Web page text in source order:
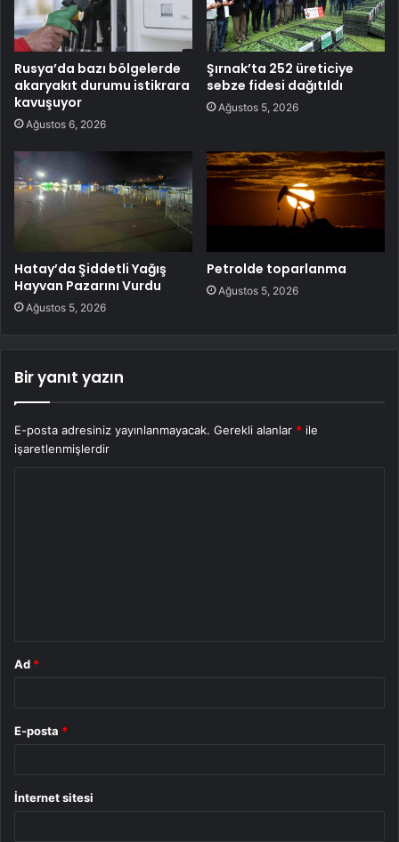
Rusya’da bazı bölgelerde
akaryakıt durumu istikrara
kavuşuyor
Ağustos 6, 2026
Şırnak’ta 252 üreticiye
sebze fidesi dağıtıldı
Ağustos 5, 2026
Hatay’da Şiddetli Yağış
Hayvan Pazarını Vurdu
Ağustos 5, 2026
Petrolde toparlanma
Ağustos 5, 2026
Bir yanıt yazın
E-posta adresiniz yayınlanmayacak. Gerekli alanlar * ile
işaretlenmişlerdir
Ad *
E-posta *
İnternet sitesi